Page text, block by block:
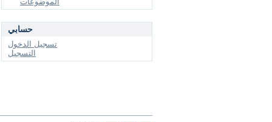
حسابي
تسجيل الدخول
التسجيل